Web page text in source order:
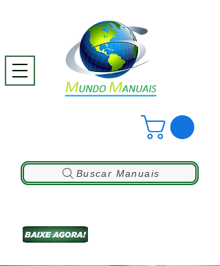
Buscar Manuais